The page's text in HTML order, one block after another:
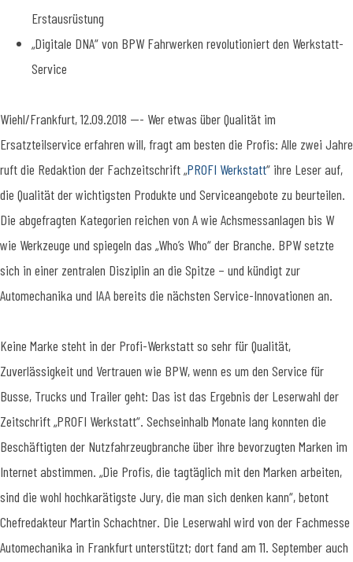
Erstausrüstung
„Digitale DNA“ von BPW Fahrwerken revolutioniert den Werkstatt-
Service
Wiehl/Frankfurt, 12.09.2018 --- Wer etwas über Qualität im
Ersatzteilservice erfahren will, fragt am besten die Profis: Alle zwei Jahre
ruft die Redaktion der Fachzeitschrift „PROFI Werkstatt“ ihre Leser auf,
die Qualität der wichtigsten Produkte und Serviceangebote zu beurteilen.
Die abgefragten Kategorien reichen von A wie Achsmessanlagen bis W
wie Werkzeuge und spiegeln das „Who’s Who“ der Branche. BPW setzte
sich in einer zentralen Disziplin an die Spitze – und kündigt zur
Automechanika und IAA bereits die nächsten Service-Innovationen an.
Keine Marke steht in der Profi-Werkstatt so sehr für Qualität,
Zuverlässigkeit und Vertrauen wie BPW, wenn es um den Service für
Busse, Trucks und Trailer geht: Das ist das Ergebnis der Leserwahl der
Zeitschrift „PROFI Werkstatt“. Sechseinhalb Monate lang konnten die
Beschäftigten der Nutzfahrzeugbranche über ihre bevorzugten Marken im
Internet abstimmen. „Die Profis, die tagtäglich mit den Marken arbeiten,
sind die wohl hochkarätigste Jury, die man sich denken kann“, betont
Chefredakteur Martin Schachtner. Die Leserwahl wird von der Fachmesse
Automechanika in Frankfurt unterstützt; dort fand am 11. September auch